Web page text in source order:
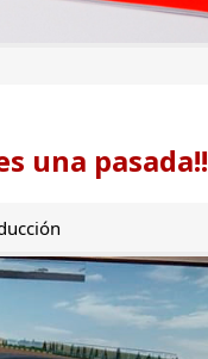
una pasada!!